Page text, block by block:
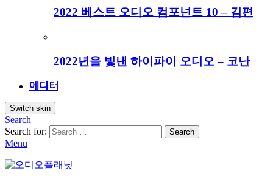
2022 베스트 오디오 컴포넌트 10 – 김편
2022년을 빛낸 하이파이 오디오 – 코난
에디터
Switch skin
Search
Search for:
Search
Menu